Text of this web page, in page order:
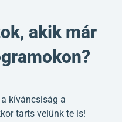
akik már
kíváncsiság a
tarts velünk te is!